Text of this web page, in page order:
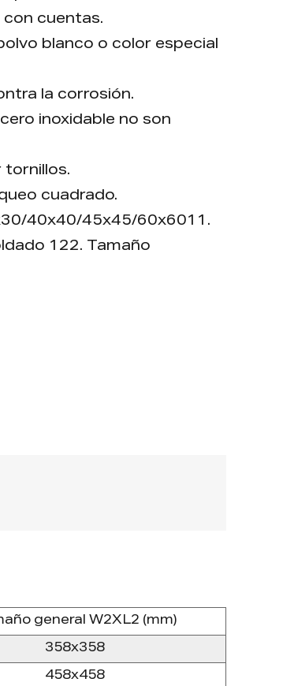
cuentas.
blanco o color especial
la corrosión.
inoxidable no son
tornillos.
cuadrado.
40x40/45x45/60x6011.
122. Tamaño
reducción de sonido
general W2XL2 (mm)
358x358
458x458